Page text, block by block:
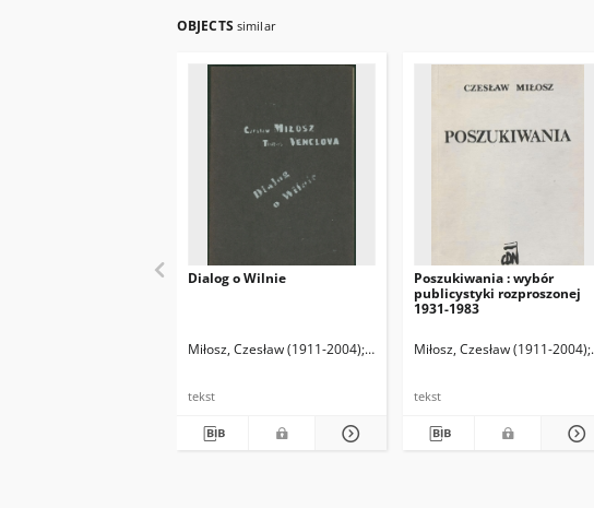
OBJECTS similar
Dialog o Wilnie
Miłosz, Czesław (1911-2004) Venclova, Tomas (1937- )
tekst
Poszukiwania : wybór
publicystyki rozproszonej
1931-1983
Miłosz, Czesław (1911-2004)
tekst